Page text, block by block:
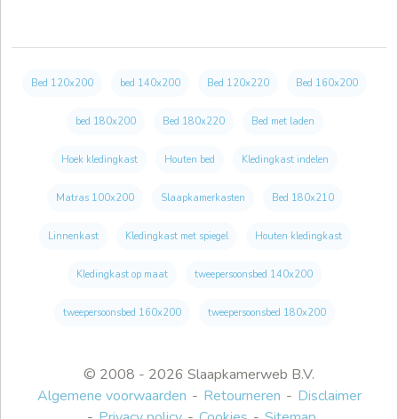
© 2008 - 2026 Slaapkamerweb B.V.
Algemene voorwaarden
Retourneren
Disclaimer
Bed 120x200 bed 140x200 Bed 120x220 Bed 160x200
bed 180x200 Bed 180x220 Bed met laden
Hoek kledingkast Houten bed Kledingkast indelen
Matras 100x200 Slaapkamerkasten Bed 180x210
Linnenkast Kledingkast met spiegel Houten kledingkast
Kledingkast op maat tweepersoonsbed 140x200
tweepersoonsbed 160x200 tweepersoonsbed 180x200